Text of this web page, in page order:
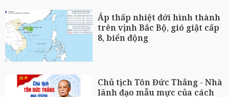
Áp thấp nhiệt đới hình thành
trên vịnh Bắc Bộ, gió giật cấp
8, biển động
Chủ tịch Tôn Đức Thắng - Nhà
lãnh đạo mẫu mực của cách